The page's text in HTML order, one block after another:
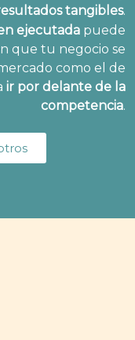
tangibles.
ejecutada puede
que tu negocio se
como el de
ir por delante de la
competencia.